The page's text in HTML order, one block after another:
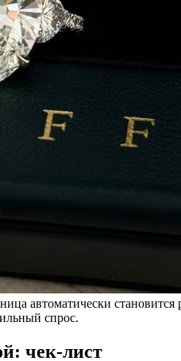
автоматически
спрос.
чек-лист